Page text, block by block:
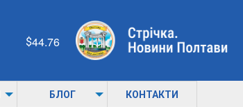
44.76
БЛОГ КОНТАКТИ